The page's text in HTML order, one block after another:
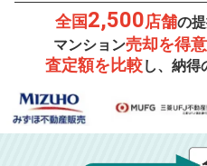
全国2,500店舗の
マンション売却を得意
査定額を比較し、納得